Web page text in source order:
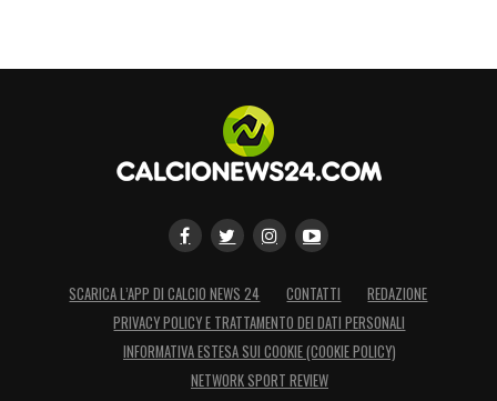
SCARICA L’APP DI CALCIO NEWS 24 CONTATTI
REDAZIONE
PRIVACY POLICY E TRATTAMENTO DEI DATI PERSONALI
INFORMATIVA ESTESA SUI COOKIE (COOKIE POLICY)
NETWORK SPORT REVIEW